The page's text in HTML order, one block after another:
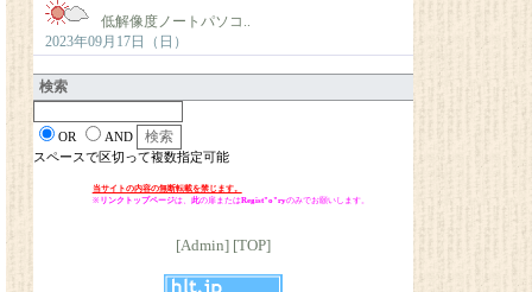
低解像度ノートパソコ..
2023年09月17日（日）
検索
OR
AND
スペースで区切って複数指定可能
当サイトの内容の無断転載を禁じます。
※リンクトップページは、 此の扉またはRegist"o"ryのみでお願いします。
[Admin] [TOP]